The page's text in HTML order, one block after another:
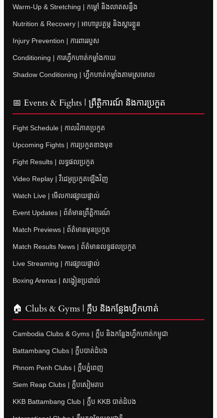
Warm-Up & Stretching | កម្តៅ និងលាតសន្ធឹង
Nutrition & Recovery | អាហារូបត្ថម្ភ និងស្តារខ្លួន
Injury Prevention | ការពាររបួស
Conditioning | ការហ្វឹកហាត់កម្លាំងកាយ
Shadow Conditioning | ហ្វឹកហាត់កម្លាំងតាមស្រមោល
📅 Events & Fights | ព្រឹត្តិការណ៍ និងការប្រកួត
Fight Schedule | កាលវិភាគប្រកួត
Upcoming Fights | ការប្រកួតខាងមុខ
Fight Results | លទ្ធផលប្រកួត
Video Replay | វីដេអូប្រកួតឡើងវិញ
Watch Live | មើលការផ្សាយផ្ទាល់
Event Updates | ព័ត៌មានព្រឹត្តិការណ៍
Match Previews | ព័ត៌មានមុនប្រកួត
Match Results News | ព័ត៌មានលទ្ធផលប្រកួត
Live Streaming | ការផ្សាយផ្ទាល់
Boxing Arenas | សង្វៀនប្រដាល់
🏠 Clubs & Gyms | ក្លឹប និងកន្លែងហ្វឹកហាត់
Cambodia Clubs & Gyms | ក្លឹប និងកន្លែងហ្វឹកហាត់កម្ពុជា
Battambang Clubs | ក្លឹបបាត់ដំបង
Phnom Penh Clubs | ក្លឹបភ្នំពេញ
Siem Reap Clubs | ក្លឹបសៀមរាប
KKB Battambang Club | ក្លឹប KKB បាត់ដំបង